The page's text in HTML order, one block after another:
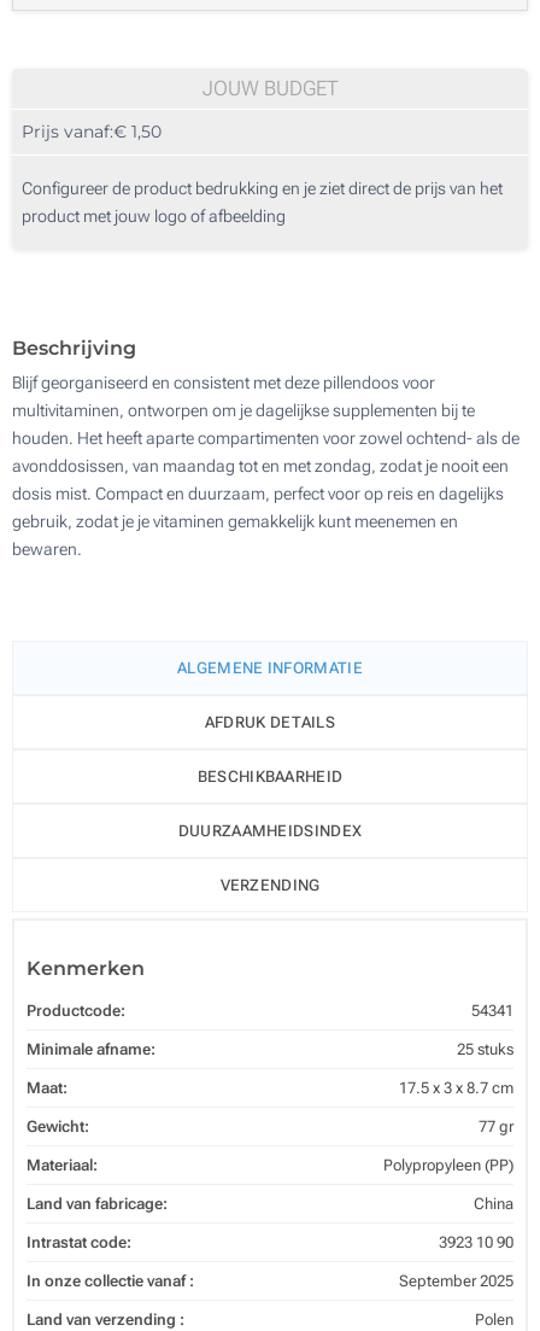
Doming (Voorkant)
50
250
JOUW BUDGET
Prijs vanaf:€ 1,50
Configureer de product bedrukking en je ziet direct de prijs van het
product met jouw logo of afbeelding
Beschrijving
Blijf georganiseerd en consistent met deze pillendoos voor
multivitaminen, ontworpen om je dagelijkse supplementen bij te
houden. Het heeft aparte compartimenten voor zowel ochtend- als de
avonddosissen, van maandag tot en met zondag, zodat je nooit een
dosis mist. Compact en duurzaam, perfect voor op reis en dagelijks
gebruik, zodat je je vitaminen gemakkelijk kunt meenemen en
bewaren.
ALGEMENE INFORMATIE
AFDRUK DETAILS
BESCHIKBAARHEID
DUURZAAMHEIDSINDEX
VERZENDING
Kenmerken
Productcode: 54341
Minimale afname: 25 stuks
Maat: 17.5 x 3 x 8.7 cm
Gewicht: 77 gr
Materiaal: Polypropyleen (PP)
Land van fabricage: China
Intrastat code: 3923 10 90
In onze collectie vanaf : September 2025
Land van verzending : Polen